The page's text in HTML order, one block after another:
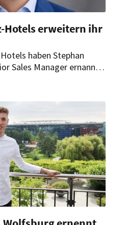
Hotels erweitern ihr
haben Stephan
Sales Manager ernannt.